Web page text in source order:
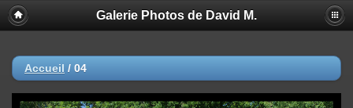
Galerie Photos de David M.
Accueil / 04